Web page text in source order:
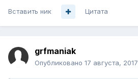
Вставить ник Цитата
grfmaniak
Опубликовано 17 августа, 2017